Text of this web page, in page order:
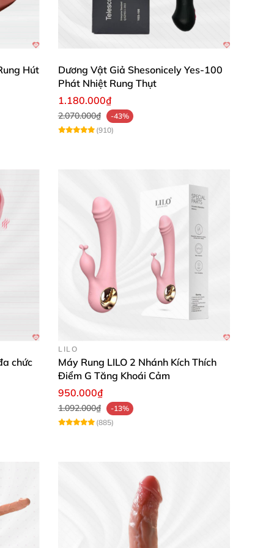
da thật. Silicon yên tâm không gây kích
tiêu chuẩn CE về an toàn sức khỏe, an
hưng phấn. Từ rung nhẹ nhàng kích
thụt vào ra cực chuẩn, kết hợp hoàn hảo
đổi chế độ mà không cần phải ngắt
chạm vào làn da thật sự. Tính năng này
Hút
Dương Vật Giả Shesonicely Yes-100
Phát Nhiệt Rung Thụt
1.180.000₫
2.070.000₫
-43%
(910)
chức
LILO
Máy Rung LILO 2 Nhánh Kích Thích
Điểm G Tăng Khoái Cảm
950.000₫
1.092.000₫
-13%
(885)